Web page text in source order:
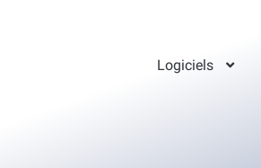
Logiciels